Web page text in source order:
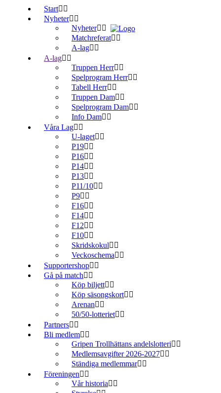
Start
Nyheter
Nyheter
Matchreferat
A-lag
A-lag
Truppen Herr
Spelprogram Herr
Tabell Herr
Truppen Dam
Spelprogram Dam
Info Dam
Våra Lag
U-laget
P19
P16
P14
P13
P11/10
P9
F16
F14
F12
F10
Skridskokul
Veckoschema
Supportershop
Gå på match
Köp biljett
Köp säsongskort
Arenan
50/50-lotteriet
Partners
Bli medlem
Gripen Trollhättans andelslotteri
Medlemsavgifter 2026-2027
Ständiga medlemmar
Föreningen
Vår historia